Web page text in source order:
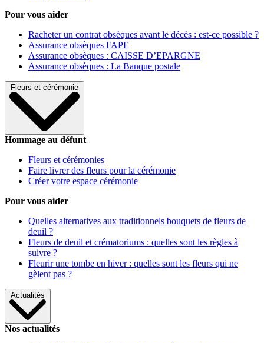
Pour vous aider
Racheter un contrat obsèques avant le décès : est-ce possible ?
Assurance obsèques FAPE
Assurance obsèques : CAISSE D’EPARGNE
Assurance obsèques : La Banque postale
Fleurs et cérémonie
Hommage au défunt
Fleurs et cérémonies
Faire livrer des fleurs pour la cérémonie
Créer votre espace cérémonie
Pour vous aider
Quelles alternatives aux traditionnels bouquets de fleurs de
deuil ?
Fleurs de deuil et crématoriums : quelles sont les règles à
suivre ?
Fleurir une tombe en hiver : quelles sont les fleurs qui ne
gèlent pas ?
Actualités
Nos actualités